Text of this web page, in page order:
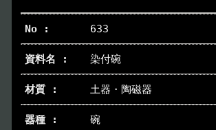
633
染付碗
土器・陶磁器
碗